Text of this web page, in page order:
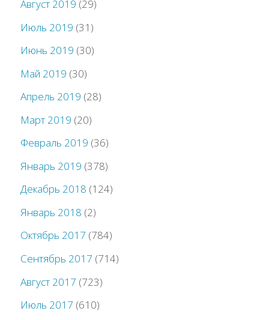
Август 2019 (29)
Июль 2019 (31)
Июнь 2019 (30)
Май 2019 (30)
Апрель 2019 (28)
Март 2019 (20)
Февраль 2019 (36)
Январь 2019 (378)
Декабрь 2018 (124)
Январь 2018 (2)
Октябрь 2017 (784)
Сентябрь 2017 (714)
Август 2017 (723)
Июль 2017 (610)